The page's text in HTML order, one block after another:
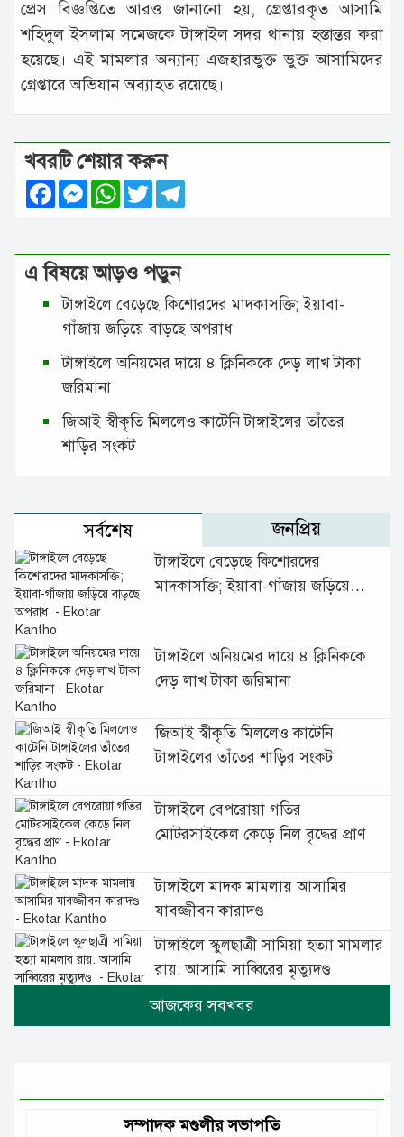
প্রেস বিজ্ঞপ্তিতে আরও জানানো হয়, গ্রেপ্তারকৃত আসামি
শহিদুল ইসলাম সমেজকে টাঙ্গাইল সদর থানায় হস্তান্তর করা
হয়েছে। এই মামলার অন্যান্য এজহারভুক্ত ভুক্ত আসামিদের
গ্রেপ্তারে অভিযান অব্যাহত রয়েছে।
খবরটি শেয়ার করুন
FacebookMessenger
WhatsApp
Twitter
এ বিষয়ে আড়ও পড়ুন
টাঙ্গাইলে বেড়েছে কিশোরদের মাদকাসক্তি; ইয়াবা-
গাঁজায় জড়িয়ে বাড়ছে অপরাধ
টাঙ্গাইলে অনিয়মের দায়ে ৪ ক্লিনিককে দেড় লাখ টাকা
জরিমানা
জিআই স্বীকৃতি মিললেও কাটেনি টাঙ্গাইলের তাঁতের
শাড়ির সংকট
সর্বশেষ জনপ্রিয়
টাঙ্গাইলে বেড়েছে কিশোরদের
মাদকাসক্তি; ইয়াবা-গাঁজায় জড়িয়ে
টাঙ্গাইলে অনিয়মের দায়ে ৪ ক্লিনিককে
দেড় লাখ টাকা জরিমানা
জিআই স্বীকৃতি মিললেও কাটেনি
টাঙ্গাইলের তাঁতের শাড়ির সংকট
টাঙ্গাইলে বেপরোয়া গতির
মোটরসাইকেল কেড়ে নিল বৃদ্ধের প্রাণ
টাঙ্গাইলে মাদক মামলায় আসামির
যাবজ্জীবন কারাদণ্ড
টাঙ্গাইলে স্কুলছাত্রী সামিয়া হত্যা মামলার
রায়: আসামি সাব্বিরের মৃত্যুদণ্ড
টানা বৃষ্টিতে টাঙ্গাইলে বিপর্যস্ত জনজীবন
এখন টাঙ্গাইলে
সম্পাদক মণ্ডলীর সভাপতি